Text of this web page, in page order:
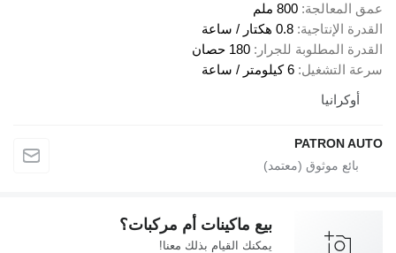
عمق المعالجة 800 ملم
القدرة الإنتاجية 0.8 هكتار / ساعة
القدرة المطلوبة للجرار
180 حصان
سرعة التشغيل 6 كيلومتر / ساعة
أوكرانيا
PATRON AUTO
بيع ماكينات أم مركبات؟
يمكنك القيام بذلك معنا!